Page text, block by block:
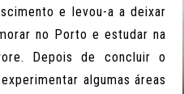
e levou-a a deixar
no Porto e estudar na
Depois de concluir o
algumas áreas